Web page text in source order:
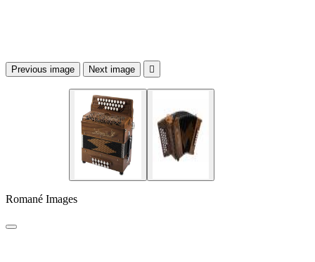
Previous image Next image 
Romané Images